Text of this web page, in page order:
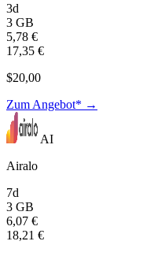
3d
3 GB
5,78 €
17,35 €
$20,00
Zum Angebot* →
AI
Airalo
7d
3 GB
6,07 €
18,21 €